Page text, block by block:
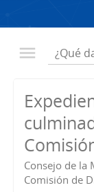
Consejo de la
Comisión de